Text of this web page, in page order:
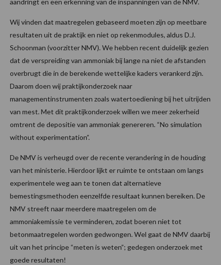
Wij vinden dat maatregelen gebaseerd moeten zijn op meetbare
resultaten uit de praktijk en niet op rekenmodules, aldus D.J.
Schoonman (voorzitter NMV). We hebben recent duidelijk gezien
dat de verspreiding van ammoniak bij lange na niet de afstanden
overbrugt die in de berekende wettelijke kaders verankerd zijn.
Daarom doen wij praktijkonderzoek naar
managementinstrumenten zoals watertoediening bij het uitrijden
van mest. Met dit praktijkonderzoek willen we meer zekerheid
omtrent de depositie van ammoniak genereren. “No simulation
without experimentation”.
De NMV is verheugd over de recente verandering in de houding
van het ministerie. Hierdoor lijkt er ruimte te ontstaan om langs
experimentele weg aan te tonen dat alternatieve
bemestingsmethoden eenzelfde resultaat kunnen bereiken. De
NMV streeft naar meerdere maatregelen om de
ammoniakemissie te verminderen, zodat boeren niet tot
betonmaatregelen worden gedwongen. Wel gaat de NMV daarbij
uit van het principe “meten is weten”; gedegen onderzoek met
goede resultaten!